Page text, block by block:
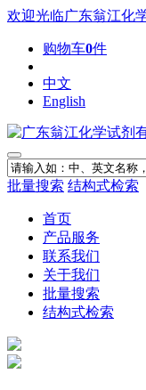
欢迎光临广东翁江化
购物车0件
中文
English
批量搜索 结构式检索
首页
产品服务
联系我们
关于我们
批量搜索
结构式检索